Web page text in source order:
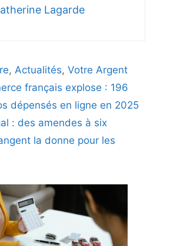
Lagarde
,Actualités,Votre Argent
français explose : 196
dépensés en ligne en 2025
: des amendes à six
la donne pour les